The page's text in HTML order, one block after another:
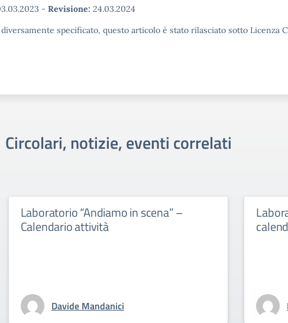
- Revisione: 24.03.2024
specificato, questo articolo è stato rilasciato sotto Licenza
Circolari, notizie, eventi correlati
Laboratorio “Andiamo in scena” –
Calendario attività
Davide Mandanici